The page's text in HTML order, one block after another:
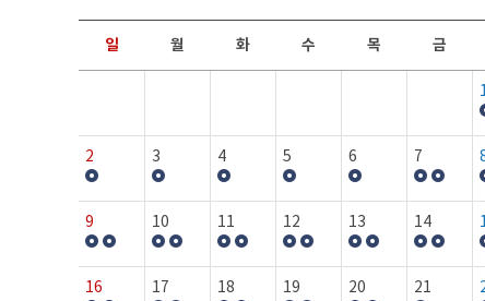
현장실습/IPP사업단
커뮤니티
보도자료
행사갤러리
일 월 화 수 목 금
2 3 4 5 6 7
9 10 11 12 13 14
16 17 18 19 20 21